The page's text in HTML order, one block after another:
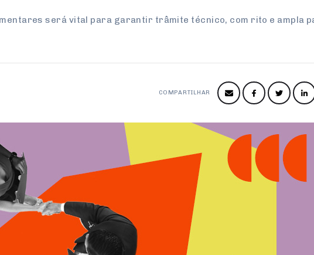
será vital para garantir trâmite técnico, com rito e ampla
COMPARTILHAR